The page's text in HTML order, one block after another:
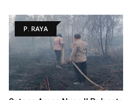
P. RAYA